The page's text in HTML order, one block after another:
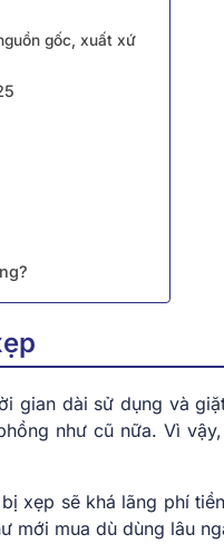
gốc, xuất xứ
gian dài sử dụng và
như cũ nữa. Vì
xẹp sẽ khá lãng phí
mới mua dù dùng lâu